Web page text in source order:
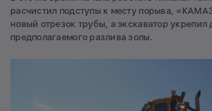
расчистил подступы к месту порыва,
новый отрезок трубы, а экскаватор укрепил
предполагаемого разлива золы.